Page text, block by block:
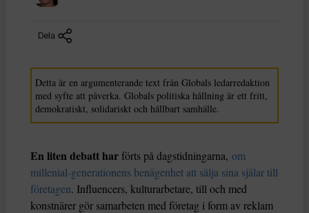
Dela
Detta är en argumenterande text från Globals ledarredaktion
med syfte att påverka. Globals politiska hållning är ett fritt,
demokratiskt, solidariskt och hållbart samhälle.
En liten debatt harförts på dagstidningarna, om
millenial-generationens benägenhet att sälja sina själar till
företagen. Influencers, kulturarbetare, till och med
konstnärer gör samarbeten med företag i form av reklam